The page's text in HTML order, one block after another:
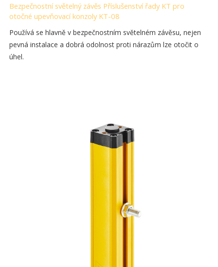
Bezpečnostní světelný závěs Příslušenství řady KT pro
otočné upevňovací konzoly KT-08
Používá se hlavně v bezpečnostním světelném závěsu, nejen
pevná instalace a dobrá odolnost proti nárazům lze otočit o
úhel.